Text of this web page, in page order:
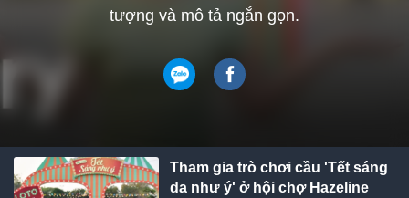
tượng và mô tả ngắn gọn.
Tham gia trò chơi cầu 'Tết sáng
da như ý' ở hội chợ Hazeline